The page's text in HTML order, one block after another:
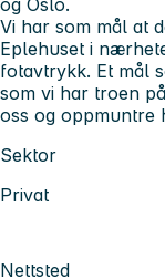
Vi har som mål at
Eplehuset i
fotavtrykk. Et mål
som vi har troen
oss og oppmuntre
Sektor
Privat
Nettsted